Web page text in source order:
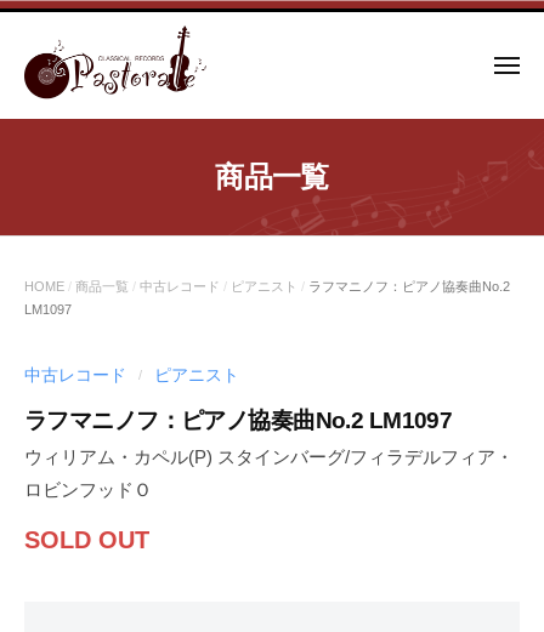
コ
メ
ー
商品一覧
HOME / 商品一覧 / 中古レコード / ピアニスト / ラフマニノフ：ピアノ協奏曲No.2
LM1097
中古レコード / ピアニスト
ラフマニノフ：ピアノ協奏曲No.2 LM1097
ウィリアム・カペル(P) スタインバーグ/フィラデルフィア・
ロビンフッドＯ
SOLD OUT